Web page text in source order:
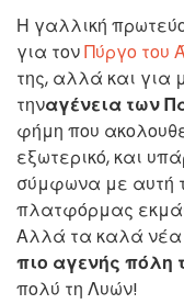
Η γαλλική
για τονΠύργο του
της, αλλά και για
τηναγένεια των
φήμη που
εξωτερικό, και
σύμφωνα με αυτή
πλατφόρμας
Αλλά τα καλά νέα
πιο αγενής πόλη
πολύ τη Λυών!